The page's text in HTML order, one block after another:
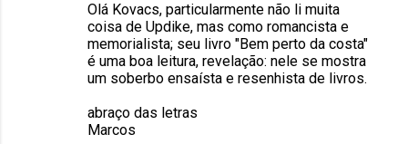
Olá Kovacs, particularmente não li muita
coisa de Updike, mas como romancista e
memorialista; seu livro "Bem perto da costa"
é uma boa leitura, revelação: nele se mostra
um soberbo ensaísta e resenhista de livros.
abraço das letras
Marcos